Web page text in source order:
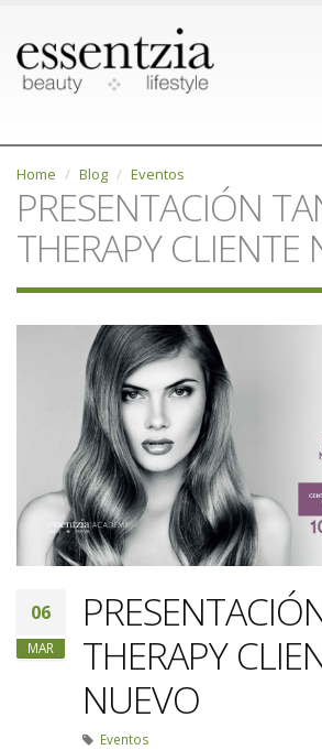
Home Blog Eventos
PRESENTACIÓN
THERAPY CLIENTE
06
MAR
THERAPY
NUEVO
Eventos